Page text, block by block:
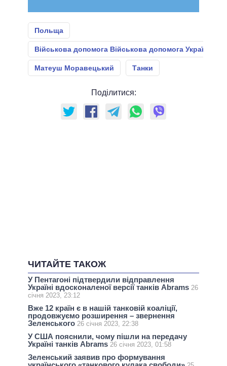
Польща
Військова допомога Військова допомога Україні
Матеуш Моравецький Танки
Поділитися:
ЧИТАЙТЕ ТАКОЖ
У Пентагоні підтвердили відправлення
Україні вдосконаленої версії танків Abrams 26
січня 2023, 23:12
Вже 12 країн є в нашій танковій коаліції,
продовжуємо розширення – звернення
Зеленського 26 січня 2023, 22:38
У США пояснили, чому пішли на передачу
Україні танків Abrams 26 січня 2023, 01:58
Зеленський заявив про формування